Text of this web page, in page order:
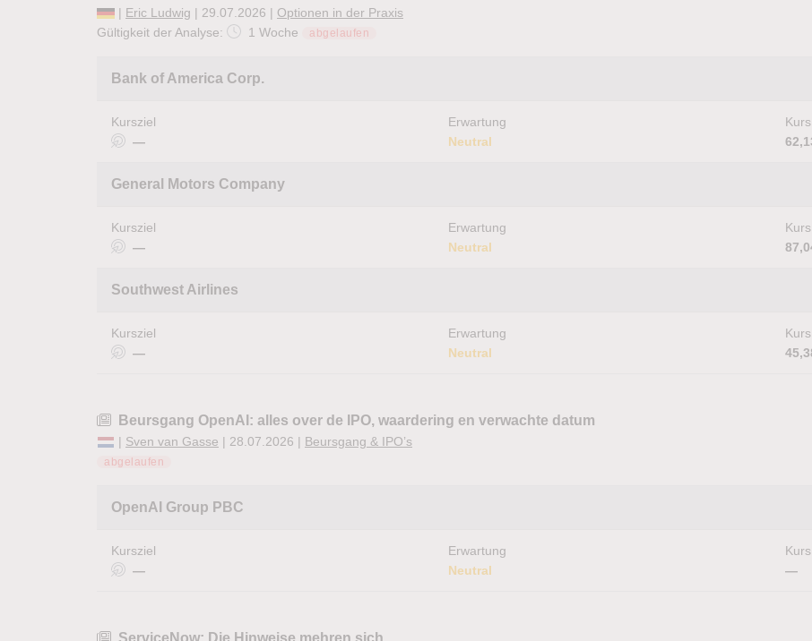
| Eric Ludwig | 29.07.2026 | Optionen in der Praxis
Gültigkeit der Analyse:
1 Woche abgelaufen
Bank of America Corp.
Kursziel
—
Erwartung
Neutral
General Motors Company
Kursziel
—
Erwartung
Neutral
Southwest Airlines
Kursziel
—
Erwartung
Neutral
Beursgang OpenAI: alles over de IPO, waardering en verwachte datum
| Sven van Gasse | 28.07.2026 | Beursgang & IPO’s
abgelaufen
OpenAI Group PBC
Kursziel
—
Erwartung
Neutral
—
ServiceNow: Die Hinweise mehren sich